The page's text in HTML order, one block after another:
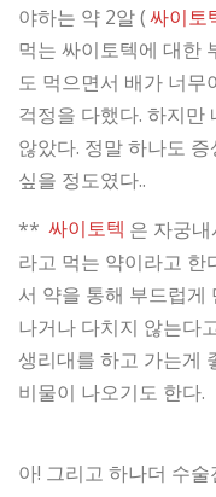
야하는 약 2알 (싸이토
먹는 싸이토텍에 대한
도 먹으면서 배가 너무
걱정을 다했다. 하지만
않았다. 정말 하나도
싶을 정도였다..
** 싸이토텍 은 자궁
라고 먹는 약이라고 한
서 약을 통해 부드럽게
나거나 다치지 않는다
생리대를 하고 가는게
비물이 나오기도 한다.
아! 그리고 하나더 수